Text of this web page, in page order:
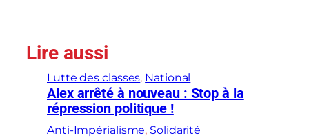
Lire aussi
Lutte des classes, National
Alex arrêté à nouveau : Stop à la
répression politique !
Anti-Impérialisme, Solidarité